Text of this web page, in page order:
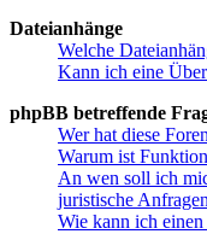
Dateianhänge
Welche
Kann ich eine
phpBB betreffende
Wer hat diese
Warum ist
An wen soll ich
juristische
Wie kann ich